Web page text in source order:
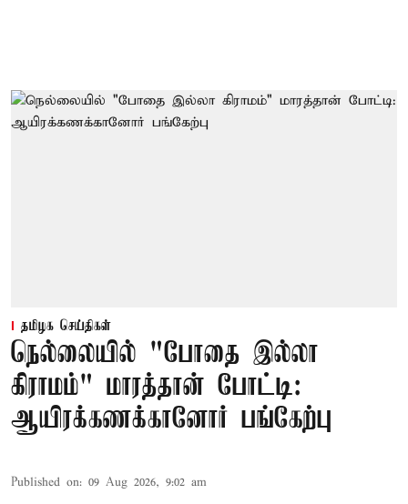
தமிழக செய்திகள்
நெல்லையில் "போதை இல்லா
கிராமம்" மாரத்தான் போட்டி:
ஆயிரக்கணக்கானோர் பங்கேற்பு
Published on: 09 Aug 2026, 9:02 am